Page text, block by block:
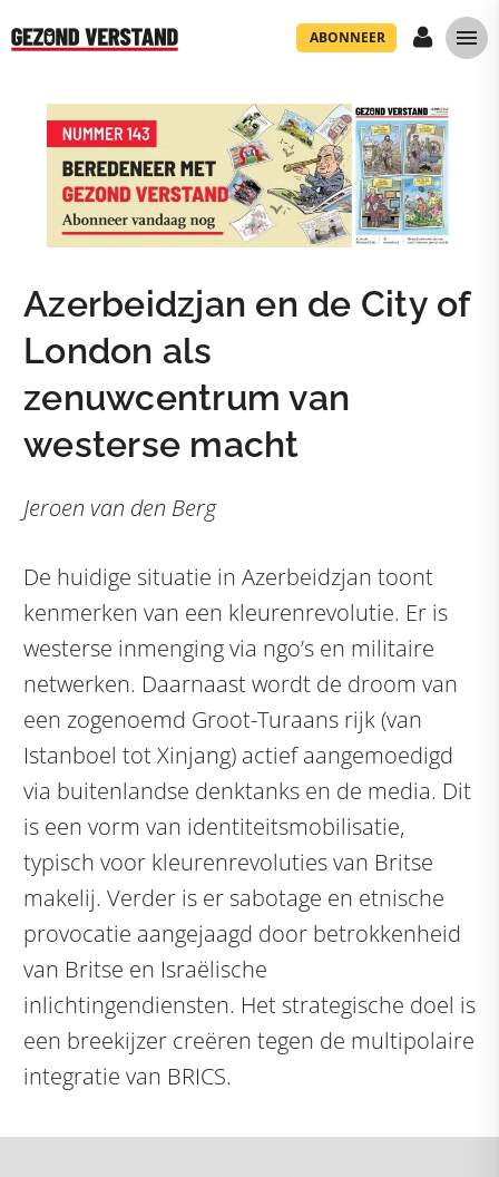
ABONNEER
Azerbeidzjan en de City of
London als
zenuwcentrum van
westerse macht
Jeroen van den Berg
De huidige situatie in Azerbeidzjan toont
kenmerken van een kleurenrevolutie. Er is
westerse inmenging via ngo’s en militaire
netwerken. Daarnaast wordt de droom van
een zogenoemd Groot-Turaans rijk (van
Istanboel tot Xinjang) actief aangemoedigd
via buitenlandse denktanks en de media. Dit
is een vorm van identiteitsmobilisatie,
typisch voor kleurenrevoluties van Britse
makelij. Verder is er sabotage en etnische
provocatie aangejaagd door betrokkenheid
van Britse en Israëlische
inlichtingendiensten. Het strategische doel is
een breekijzer creëren tegen de multipolaire
integratie van BRICS.